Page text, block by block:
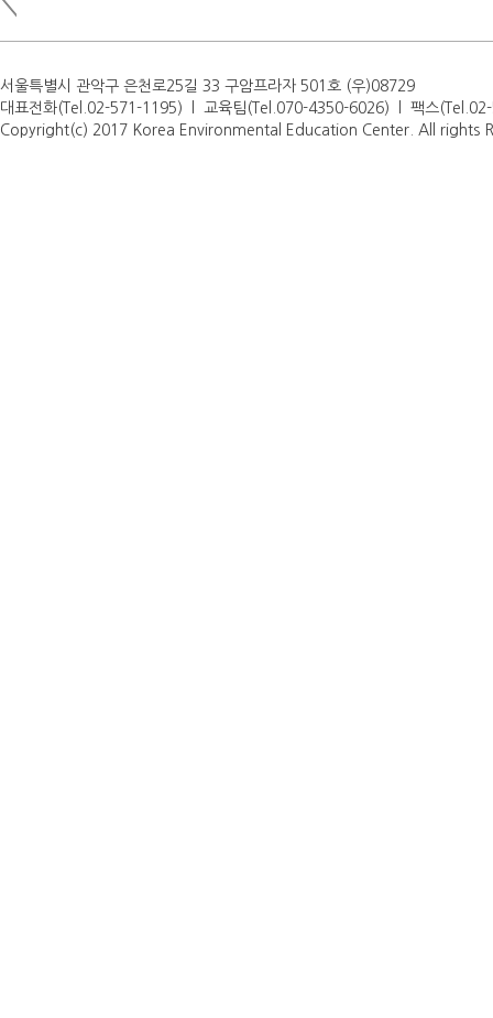
서울특별시 관악구 은천로25길 33 구암프라자 501호 (우)08729
대표전화(Tel.02-571-1195) l 교육팀(Tel.070-4350-6026) l 팩스
Copyright(c) 2017 Korea Environmental Education Center. All rights